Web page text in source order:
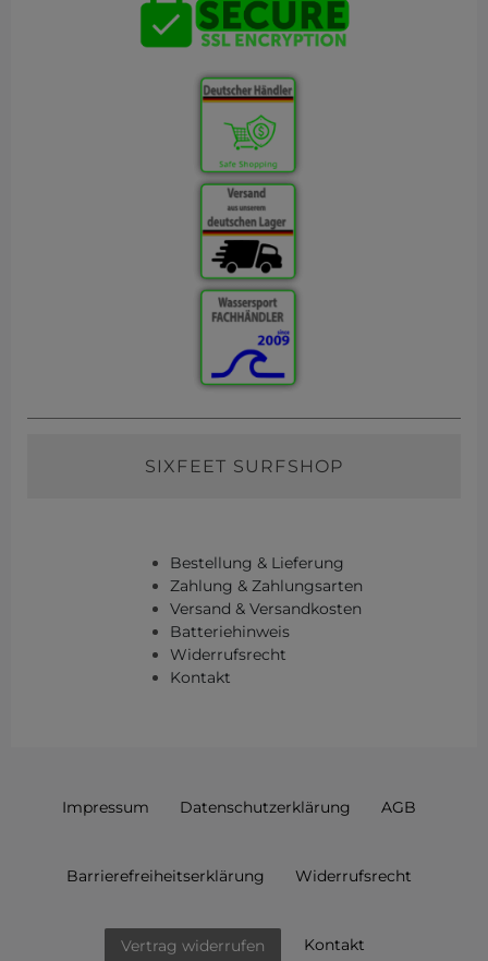
SIXFEET SURFSHOP
Bestellung & Lieferung
Zahlung & Zahlungsarten
Versand & Versandkosten
Batteriehinweis
Widerrufsrecht
Kontakt
Impressum Daten­schutz­erklärung AGB
Barrierefreiheitserklärung Widerrufs­recht
Vertrag widerrufen Kontakt